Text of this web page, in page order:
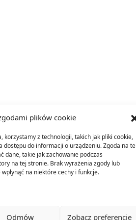
plików cookie
korzystamy z technologii, takich jak pliki cookie,
dostępu do informacji o urządzeniu. Zgoda na te
dane, takie jak zachowanie podczas
na tej stronie. Brak wyrażenia zgody lub
na niektóre cechy i funkcje.
Odmów Zobacz preferencje
SPRZEDAJE